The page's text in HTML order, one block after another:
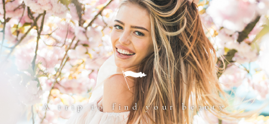
A trip to find your beauty